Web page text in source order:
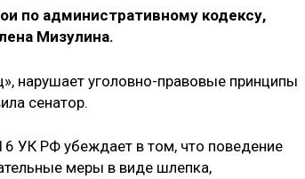
по административному кодексу,
Мизулина.
нарушает уголовно-правовые принципы
сенатор.
УК РФ убеждает в том, что поведение
меры в виде шлепка,